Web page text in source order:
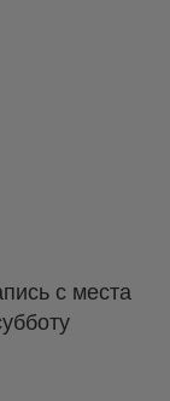
с места